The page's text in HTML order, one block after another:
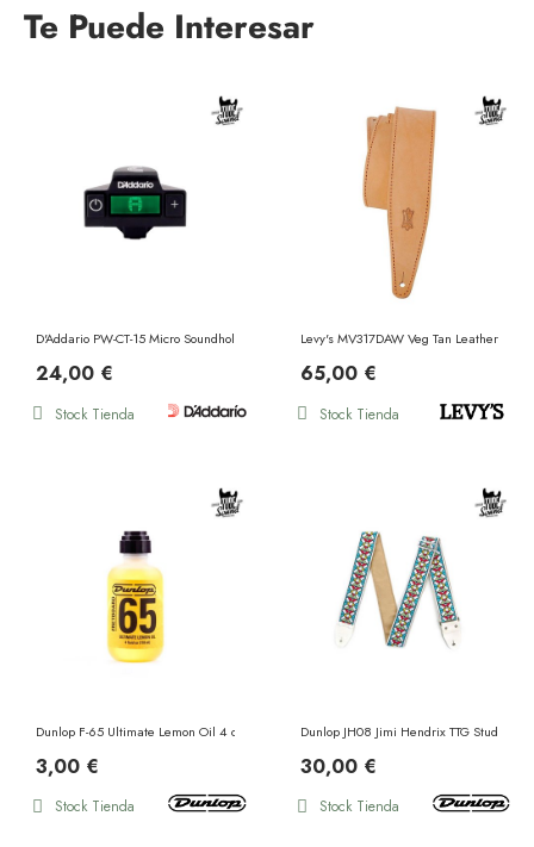
Te Puede Interesar
D'Addario PW-CT-15 Micro Soundhole Tuner
24,00 €
Stock Tienda
Levy's MV317DAW Veg Tan Leather
65,00 €
Stock Tienda
Dunlop F-65 Ultimate Lemon Oil 4 oz
3,00 €
Stock Tienda
Dunlop JH08 Jimi Hendrix TTG Studios
30,00 €
Stock Tienda